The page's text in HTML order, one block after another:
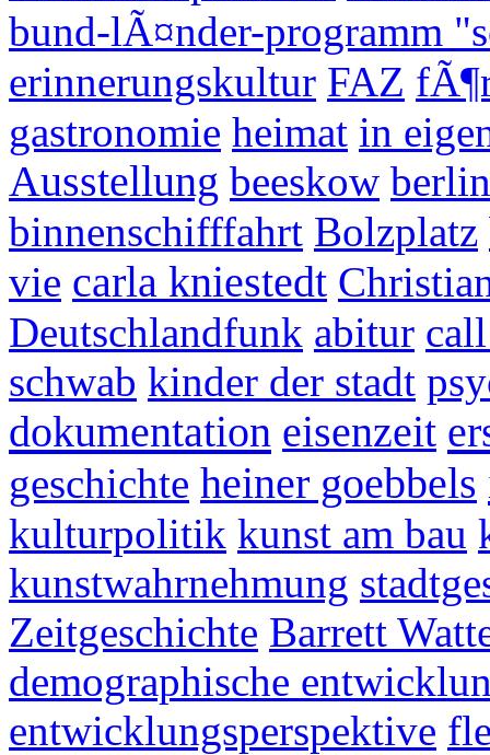
bund-lÃ¤nder-programm
erinnerungskultur FAZ
gastronomie heimat in
Ausstellung beeskow
binnenschifffahrt Bolzplatz
vie carla kniestedt
Deutschlandfunk abitur
schwab kinder der stadt
dokumentation eisenzeit
geschichte heiner goebbels
kulturpolitik kunst am bau
kunstwahrnehmung
Zeitgeschichte Barrett
demographische
entwicklungsperspektive